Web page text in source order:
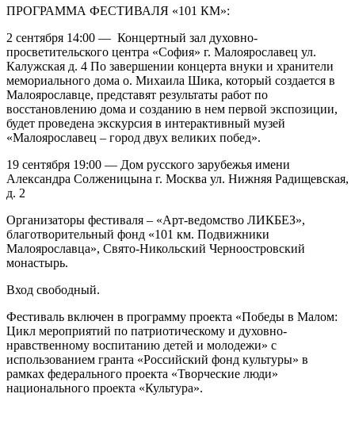
ПРОГРАММА ФЕСТИВАЛЯ «101 КМ»:
2 сентября 14:00 — Концертный зал духовно-
просветительского центра «София» г. Малоярославец ул.
Калужская д. 4 По завершении концерта внуки и хранители
мемориального дома о. Михаила Шика, который создается в
Малоярославце, представят результаты работ по
восстановлению дома и созданию в нем первой экспозиции,
будет проведена экскурсия в интерактивный музей
«Малоярославец – город двух великих побед».
19 сентября 19:00 — Дом русского зарубежья имени
Александра Солженицына г. Москва ул. Нижняя Радищевская,
д. 2
Организаторы фестиваля – «Арт-ведомство ЛИКБЕЗ»,
благотворительный фонд «101 км. Подвижники
Малоярославца», Свято-Никольский Черноостровский
монастырь.
Вход свободный.
Фестиваль включен в программу проекта «Победы в Малом:
Цикл мероприятий по патриотическому и духовно-
нравственному воспитанию детей и молодежи» с
использованием гранта «Российский фонд культуры» в
рамках федерального проекта «Творческие люди»
национального проекта «Культура».